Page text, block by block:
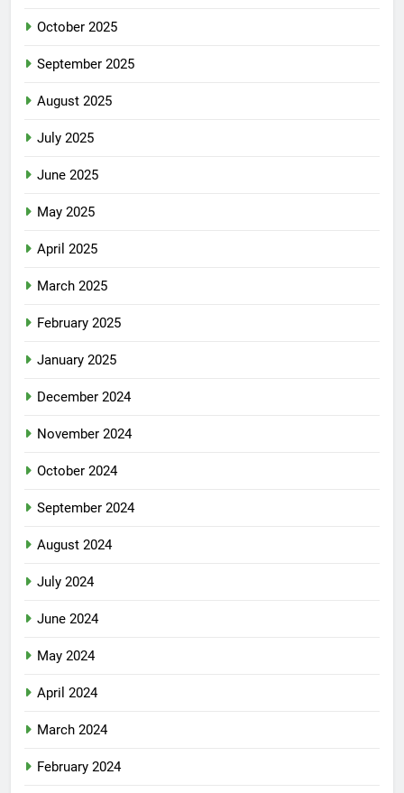
October 2025
September 2025
August 2025
July 2025
June 2025
May 2025
April 2025
March 2025
February 2025
January 2025
December 2024
November 2024
October 2024
September 2024
August 2024
July 2024
June 2024
May 2024
April 2024
March 2024
February 2024